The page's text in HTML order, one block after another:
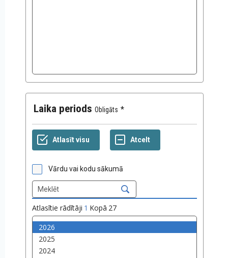
Laika periods Obligāts
Vārdu vai kodu sākumā
Atlasītie rādītāji 1 Kopā 27